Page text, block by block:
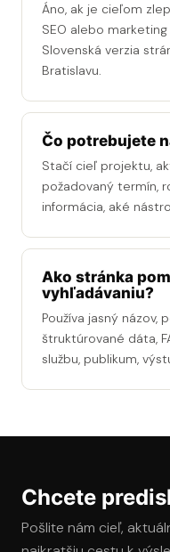
Áno, ak je cieľom
SEO alebo
Slovenská verzia
Bratislavu.
Čo potrebujete
Stačí cieľ projektu,
požadovaný termín,
informácia, aké
Ako stránka
vyhľadávaniu?
Používa jasný názov,
štruktúrované dáta,
službu, publikum,
Chcete
Pošlite nám cieľ,